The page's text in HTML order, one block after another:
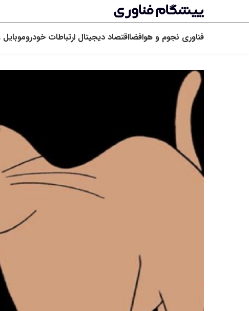
فناوری نجوم و هوافضااقتصاد دیجیتال ارتباطات خودروموبایل